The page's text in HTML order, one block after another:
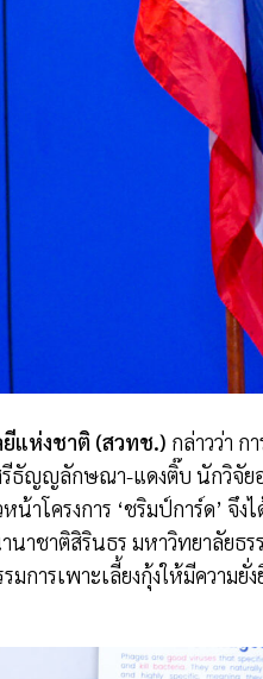
แห่งชาติ (สวทช.) กล่าวว่า ก
รีธัญญลักษณา-แดงติ๊บ นักวิจัย
โครงการ ‘ชริมป์การ์ด’ จึง
าชาติสิรินธร มหาวิทยาลัยธร
ารเพาะเลี้ยงกุ้งให้มีความยั่